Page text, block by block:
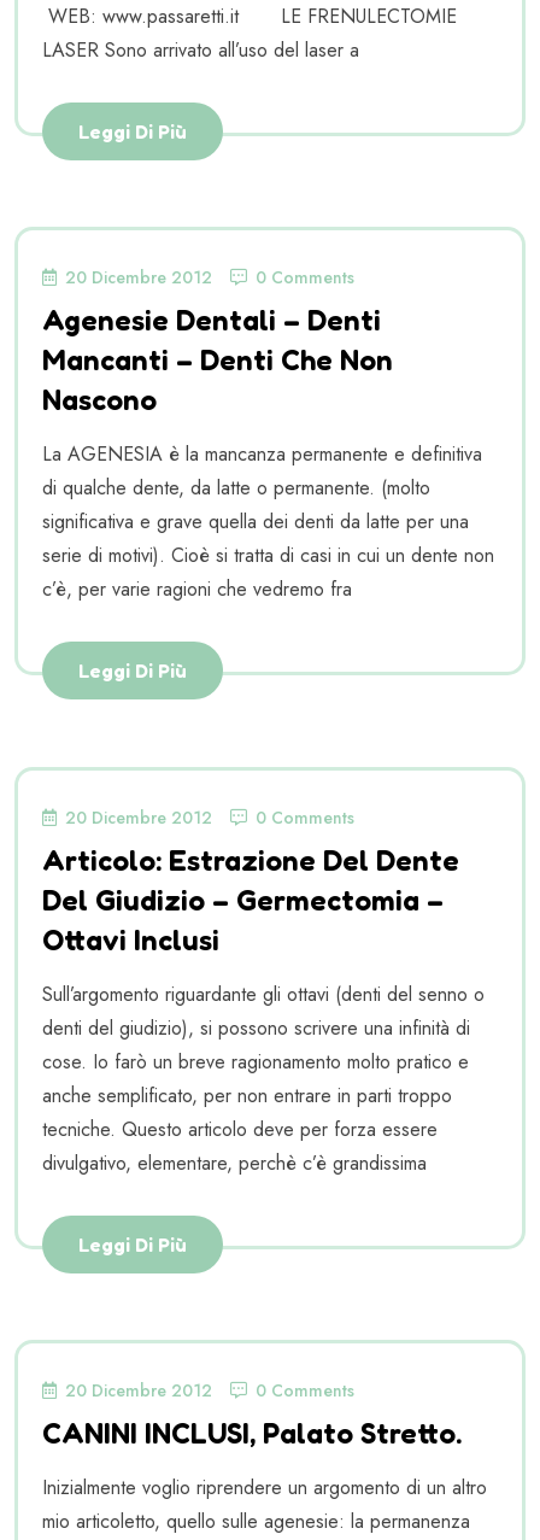
WEB: www.passaretti.it LE FRENULECTOMIE
LASER Sono arrivato all’uso del laser a
Leggi Di Più
20 Dicembre 2012 0 Comments
Agenesie Dentali – Denti
Mancanti – Denti Che Non
Nascono
La AGENESIA è la mancanza permanente e definitiva
di qualche dente, da latte o permanente. (molto
significativa e grave quella dei denti da latte per una
serie di motivi). Cioè si tratta di casi in cui un dente non
c’è, per varie ragioni che vedremo fra
Leggi Di Più
20 Dicembre 2012 0 Comments
Articolo: Estrazione Del Dente
Del Giudizio – Germectomia –
Ottavi Inclusi
Sull’argomento riguardante gli ottavi (denti del senno o
denti del giudizio), si possono scrivere una infinità di
cose. Io farò un breve ragionamento molto pratico e
anche semplificato, per non entrare in parti troppo
tecniche. Questo articolo deve per forza essere
divulgativo, elementare, perchè c’è grandissima
Leggi Di Più
20 Dicembre 2012 0 Comments
CANINI INCLUSI, Palato Stretto.
Inizialmente voglio riprendere un argomento di un altro
mio articoletto, quello sulle agenesie: la permanenza